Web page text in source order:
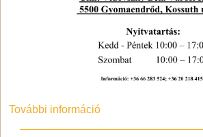
További információ